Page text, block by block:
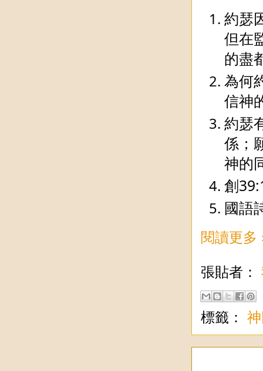
約瑟
但在
的盡
為何
信神
約瑟
係；
神的
創
國語
閱讀更多
張貼者：
標籤：